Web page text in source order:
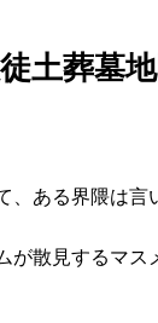
土葬墓
ある界隈は言
が散見するマ